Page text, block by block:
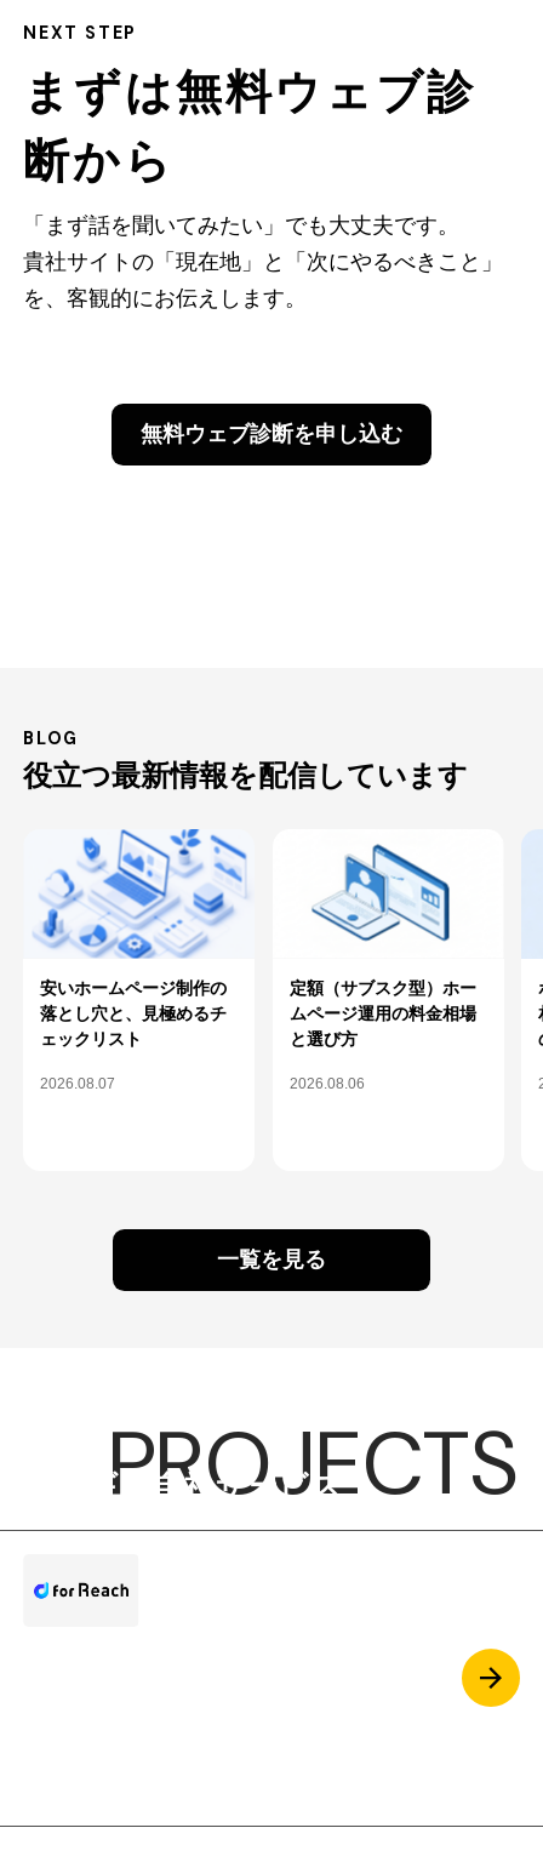
NEXT STEP
まずは無料ウェブ診
断から
「まず話を聞いてみたい」でも大丈夫です。
貴社サイトの「現在地」と「次にやるべきこと」
を、客観的にお伝えします。
無料ウェブ診断を申し込む
BLOG
役立つ最新情報を配信しています
安いホームページ制作の
落とし穴と、見極めるチ
ェックリスト
2026.08.07
定額（サブスク型）ホー
ムページ運用の料金相場
と選び方
2026.08.06
一覧を見る
シンギの自社サービス
PROJECTS